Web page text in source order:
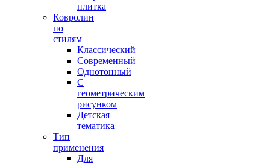
плитка
Ковролин
по
стилям
Классический
Современный
Однотонный
С
геометрическим
рисунком
Детская
тематика
Тип
применения
Для